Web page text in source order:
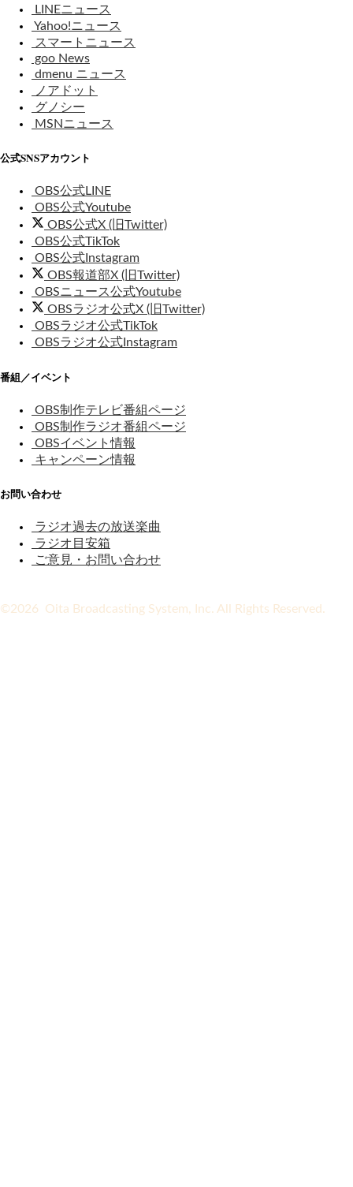
LINEニュース
Yahoo!ニュース
スマートニュース
goo News
dmenu ニュース
ノアドット
グノシー
MSNニュース
公式SNSアカウント
OBS公式LINE
OBS公式Youtube
OBS公式X (旧Twitter)
OBS公式TikTok
OBS公式Instagram
OBS報道部X (旧Twitter)
OBSニュース公式Youtube
OBSラジオ公式X (旧Twitter)
OBSラジオ公式TikTok
OBSラジオ公式Instagram
番組／イベント
OBS制作テレビ番組ページ
OBS制作ラジオ番組ページ
OBSイベント情報
キャンペーン情報
お問い合わせ
ラジオ過去の放送楽曲
ラジオ目安箱
ご意見・お問い合わせ
©2026 Oita Broadcasting System, Inc. All Rights Reserved.